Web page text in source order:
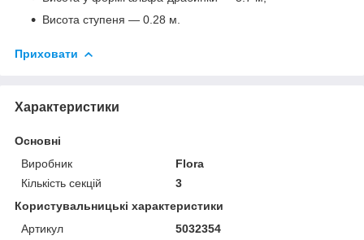
Висота ступеня — 0.28 м.
Приховати
Характеристики
Основні
Виробник
Flora
Кількість секцій
3
Користувальницькі характеристики
Артикул
5032354